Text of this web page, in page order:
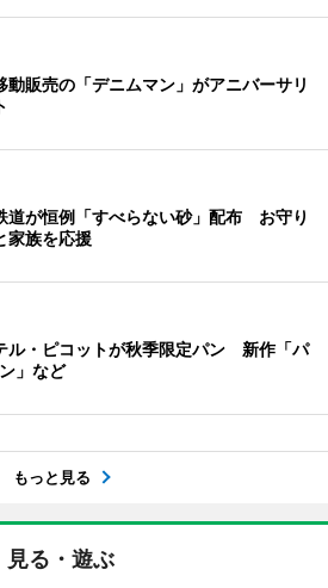
動販売の「デニムマン」がアニバーサリ
道が恒例「すべらない砂」配布 お守り
家族を応援
ル・ピコットが秋季限定パン 新作「パ
」など
もっと見る
見る・遊ぶ